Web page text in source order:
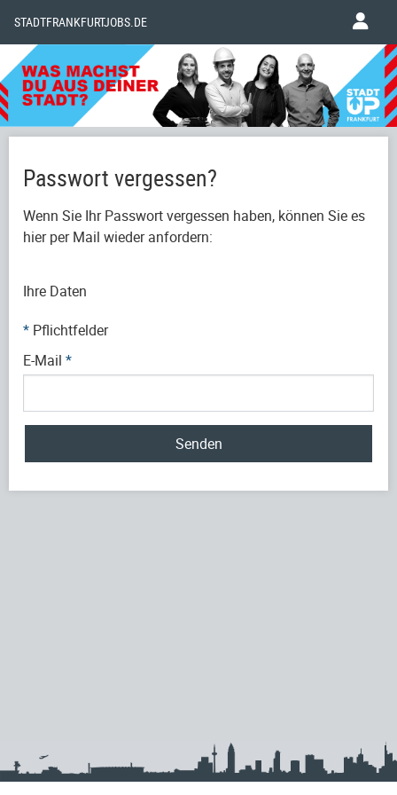
STADTFRANKFURTJOBS.DE
Passwort vergessen?
Wenn Sie Ihr Passwort vergessen haben, können Sie es
hier per Mail wieder anfordern:
Ihre Daten
* Pflichtfelder
E-Mail *
Senden